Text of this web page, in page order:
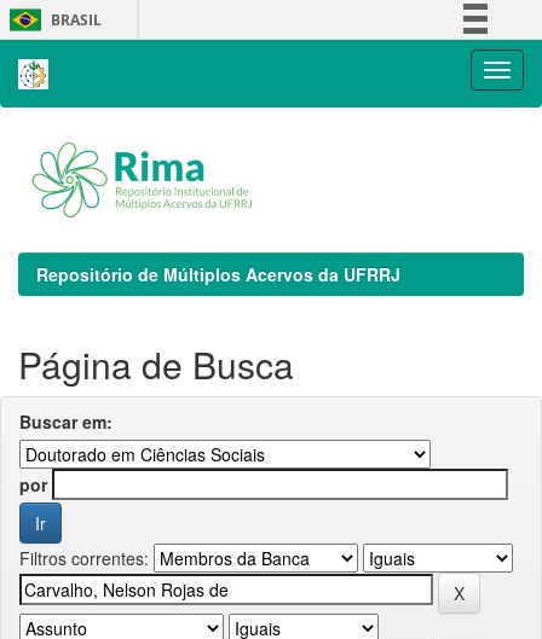
Skip
navigation
BRASIL
Repositório de Múltiplos Acervos da UFRRJ
Página de Busca
Buscar em:
por
Filtros correntes: